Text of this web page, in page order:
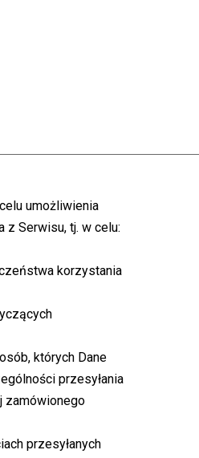
umożliwienia
z Serwisu, tj. w celu:
korzystania
których Dane
przesyłania
zamówionego
przesyłanych